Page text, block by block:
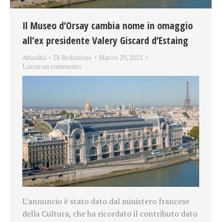
Il Museo d’Orsay cambia nome in omaggio
all’ex presidente Valery Giscard d’Estaing
Attualità Di Redazione
Marzo 29, 2021
Lascia un commento
L’annuncio è stato dato dal ministero francese
della Cultura, che ha ricordato il contributo dato